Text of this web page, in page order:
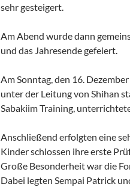
sehr gesteigert.
Am Abend wurde dann
und das Jahresende gefeiert.
Am Sonntag, den 16.
unter der Leitung von Shihan
Sabakiim Training,
Anschließend erfolgten eine
Kinder schlossen ihre erste
Große Besonderheit war die
Dabei legten Sempai Patrick